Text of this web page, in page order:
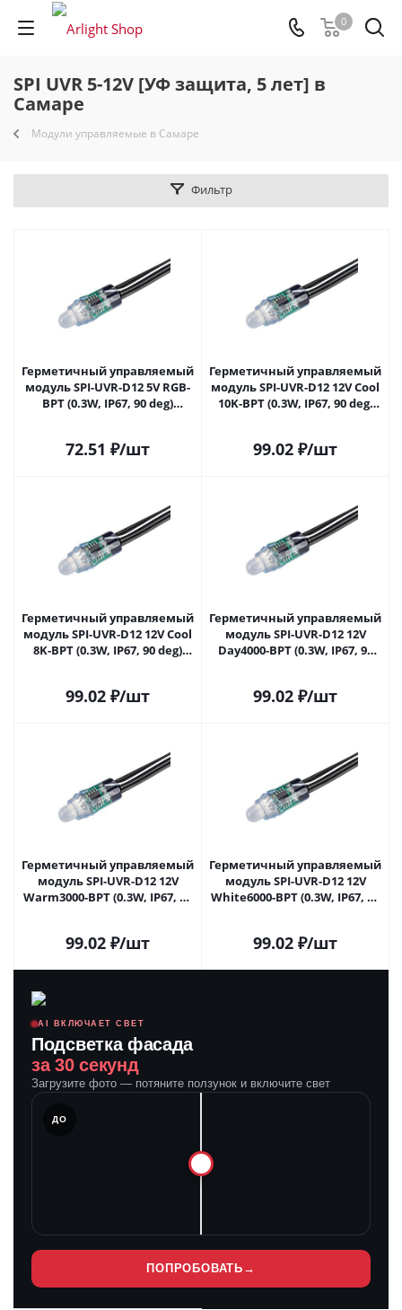
0
SPI UVR 5-12V [УФ защита, 5 лет] в
Самаре
Модули управляемые в Самаре
Фильтр
Герметичный управляемый
модуль SPI-UVR-D12 5V RGB-
BPT (0.3W, IP67, 90 deg)
72.51 ₽/шт
Герметичный управляемый
модуль SPI-UVR-D12 12V Cool
10K-BPT (0.3W, IP67, 90 deg)
99.02 ₽/шт
Герметичный управляемый
модуль SPI-UVR-D12 12V Cool
8K-BPT (0.3W, IP67, 90 deg)
99.02 ₽/шт
Герметичный управляемый
модуль SPI-UVR-D12 12V
Day4000-BPT (0.3W, IP67, 90
99.02 ₽/шт
Герметичный управляемый
модуль SPI-UVR-D12 12V
Warm3000-BPT (0.3W, IP67, 90
99.02 ₽/шт
Герметичный управляемый
модуль SPI-UVR-D12 12V
White6000-BPT (0.3W, IP67, 90
99.02 ₽/шт
AI ВКЛЮЧАЕТ СВЕТ
Подсветка фасада
за 30 секунд
Загрузите фото — потяните ползунок и включите свет
ДО
ПОПРОБОВАТЬ →